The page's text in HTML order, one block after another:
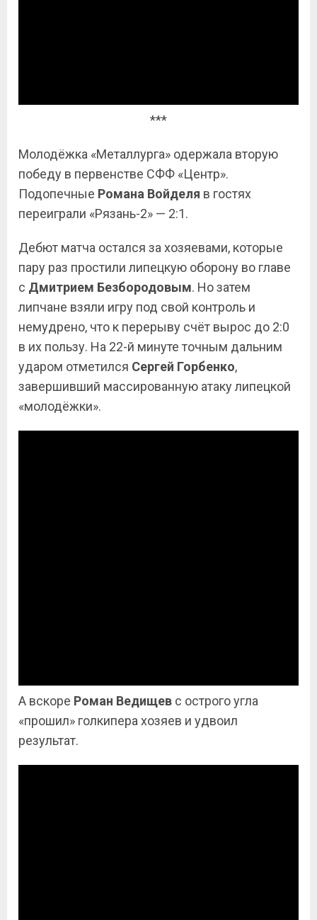
***
Молодёжка «Металлурга» одержала вторую
победу в первенстве СФФ «Центр».
Подопечные Романа Войделя в гостях
переиграли «Рязань-2» — 2:1.
Дебют матча остался за хозяевами, которые
пару раз простили липецкую оборону во главе
с Дмитрием Безбородовым. Но затем
липчане взяли игру под свой контроль и
немудрено, что к перерыву счёт вырос до 2:0
в их пользу. На 22-й минуте точным дальним
ударом отметился Сергей Горбенко,
завершивший массированную атаку липецкой
«молодёжки».
А вскоре Роман Ведищев с острого угла
«прошил» голкипера хозяев и удвоил
результат.